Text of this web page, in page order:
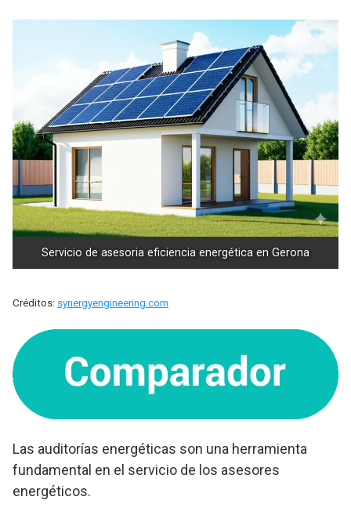
Servicio de asesoria eficiencia energética en Gerona
Créditos: synergyengineering.com
Las auditorías energéticas son una herramienta
fundamental en el servicio de los asesores
energéticos.